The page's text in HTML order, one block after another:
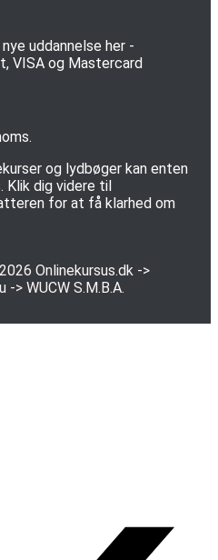
og lydbøger kan enten
Klik dig videre til
for at få klarhed om
Onlinekursus.dk->
-> WUCW S.M.B.A.